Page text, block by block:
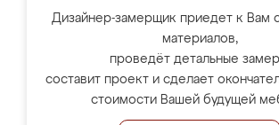
Дизайнер-замерщик приедет к Вам
материалов,
проведёт детальные
составит проект и сделает
стоимости Вашей будущей